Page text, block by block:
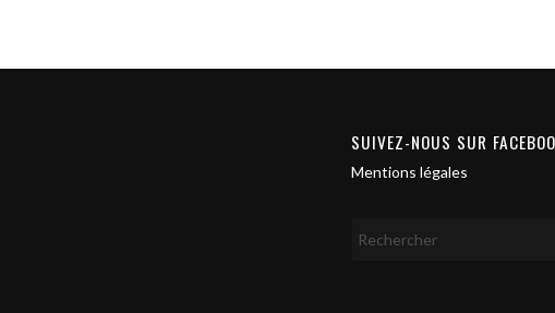
SUIVEZ-NOUS SUR
Mentions légales